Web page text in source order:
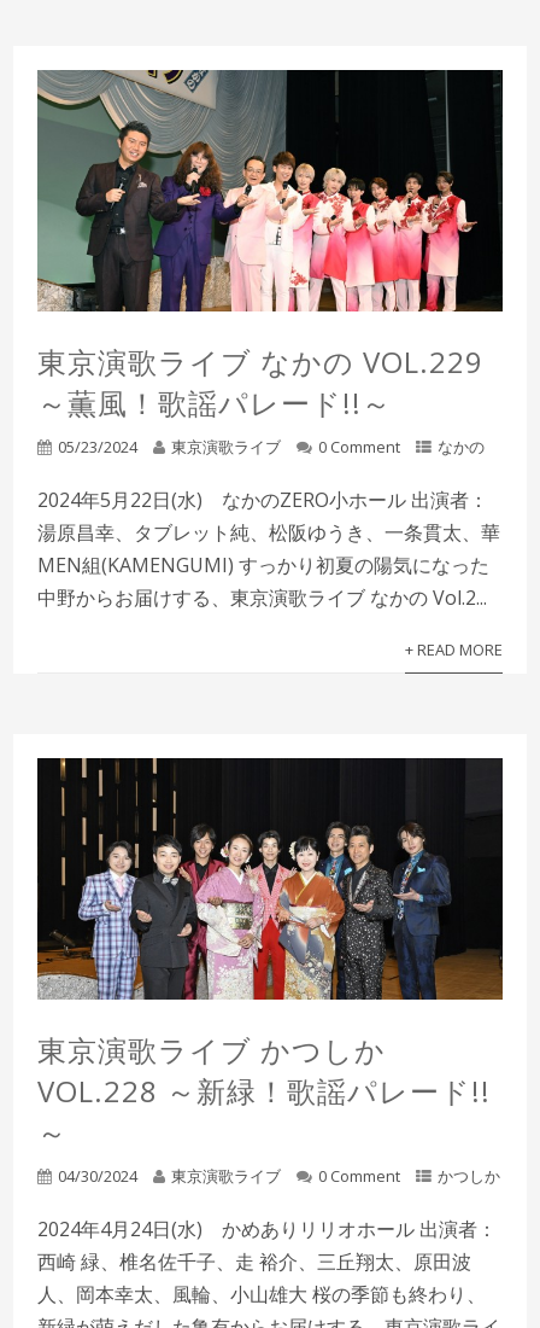
東京演歌ライブ なかの VOL.229
～薫風！歌謡パレード!!～
05/23/2024 東京演歌ライブ 0 Comment なかの
2024年5月22日(水) なかのZERO小ホール 出演者：
湯原昌幸、タブレット純、松阪ゆうき、一条貫太、華
MEN組(KAMENGUMI) すっかり初夏の陽気になった
中野からお届けする、東京演歌ライブ なかの Vol.2...
+ READ MORE
東京演歌ライブ かつしか
VOL.228 ～新緑！歌謡パレード!!
～
04/30/2024 東京演歌ライブ 0 Comment かつしか
2024年4月24日(水) かめありリリオホール 出演者：
西崎 緑、椎名佐千子、走 裕介、三丘翔太、原田波
人、岡本幸太、風輪、小山雄大 桜の季節も終わり、